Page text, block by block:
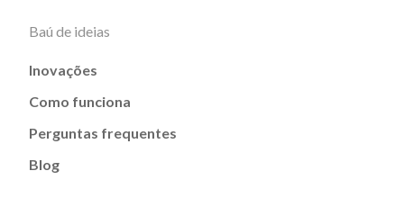
Baú de ideias
Inovações
Como funciona
Perguntas frequentes
Blog